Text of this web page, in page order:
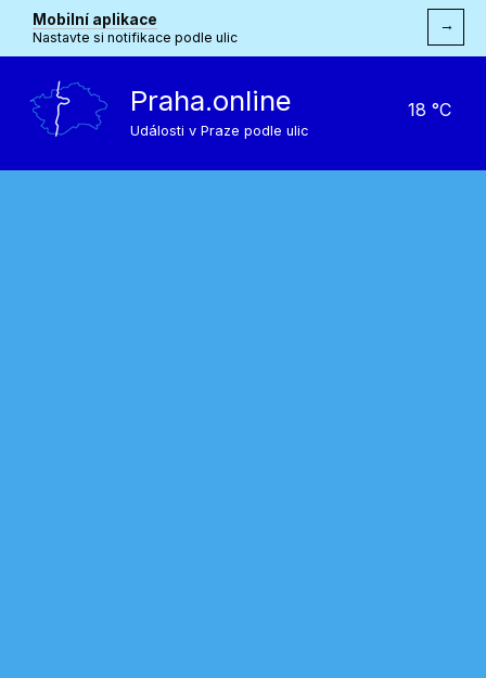
Mobilní aplikace
Nastavte si notifikace podle ulic
→
Praha.online
Události v Praze podle ulic
18 °C